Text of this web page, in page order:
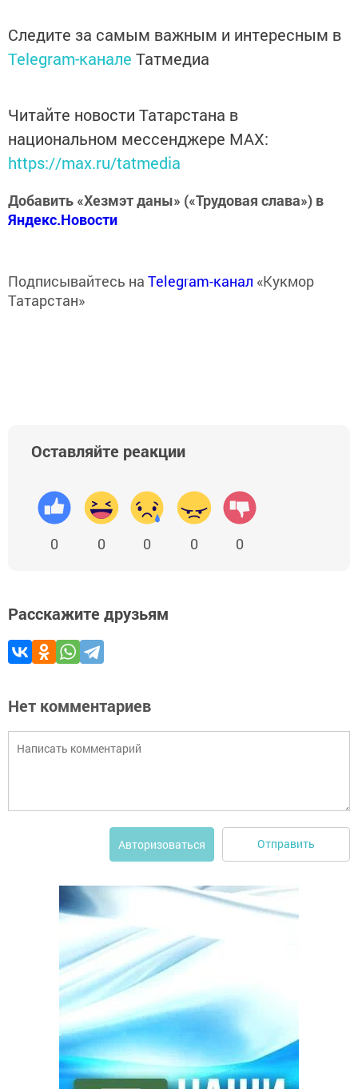
Следите за самым важным и интересным в
Telegram-канале Татмедиа
Читайте новости Татарстана в
национальном мессенджере MАХ:
https://max.ru/tatmedia
Добавить «Хезмэт даны» («Трудовая слава») в
Яндекс.Новости
Подписывайтесь на Telegram-канал «Кукмор
Татарстан»
Оставляйте реакции
0 0 0 0 0
Расскажите друзьям
Нет комментариев
Авторизоваться Отправить